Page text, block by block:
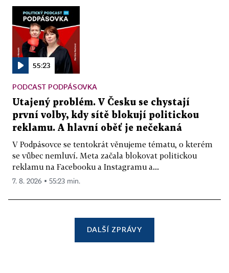
55:23
PODCAST PODPÁSOVKA
Utajený problém. V Česku se chystají
první volby, kdy sítě blokují politickou
reklamu. A hlavní oběť je nečekaná
V Podpásovce se tentokrát věnujeme tématu, o kterém
se vůbec nemluví. Meta začala blokovat politickou
reklamu na Facebooku a Instagramu a...
7. 8. 2026 ▪ 55:23 min.
DALŠÍ ZPRÁVY